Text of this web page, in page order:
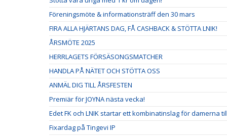
Föreningsmöte & informationsträff den 30 mars
FIRA ALLA HJÄRTANS DAG, FÅ CASHBACK & STÖTTA LNIK!
ÅRSMÖTE 2025
HERRLAGETS FÖRSÄSONGSMATCHER
HANDLA PÅ NÄTET OCH STÖTTA OSS
ANMÄL DIG TILL ÅRSFESTEN
Premiär för JOYNA nästa vecka!
Edet FK och LNIK startar ett kombinatinslag för damerna
Fixardag på Tingevi IP